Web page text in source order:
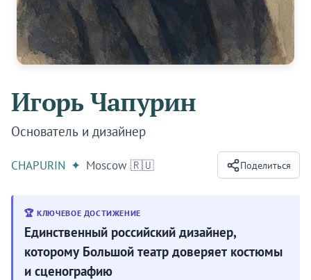
Игорь Чапурин
Основатель и дизайнер
CHAPURIN ✦ Moscow 🇷🇺 Поделиться
🏆 КЛЮЧЕВОЕ ДОСТИЖЕНИЕ
Единственный российский дизайнер,
которому Большой театр доверяет костюмы
и сценографию